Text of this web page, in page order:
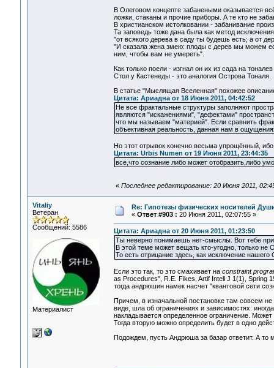
В Олеговом концепте забанеными оказывается
ложки, стаканы и прочие приборы. А те кто не
В христианском истолковании - забанивание
Та заповедь тоже дана была как метод
"от всякого дерева в саду ты будешь есть; а от
"И сказала жена змею: плоды с дерев мы можем
ним, чтобы вам не умереть".
Как только поели - изгнал он их из сада на
Стол у Кастенеды - это аналогия Острова Тоналя.
В статье "Мыслящая Вселенная" похожее
Цитата: Ариадна от 18 Июня 2011, 04:42:52
Не все фрактальные структуры заполняют
являются "искажениями", "дефектами"
что мы называем "материей". Если сравнить
объективная реальность, данная нам в
Но этот отрывок конечно весьма упрощённый,
Цитата: Urbis Numen от 19 Июня 2011, 23:44:35
все,что сознание либо может отобразить,либо
« Последнее редактирование: 20 Июня 2011,
Vitaliy
Ветеран
Сообщений: 5586
Материалист
Re: Гипотезы физических носителей
« Ответ #903 : 20 Июня 2011, 02:07:55 »
Цитата: Ариадна от 20 Июня 2011, 01:23:50
Ты неверно понимаешь нет-смыслы. Вот тебе
В этой теме может вещать кто-угодно, только
То есть отрицание здесь, как исключение
Если это так, то это смахивает на constraint
as Procedures", R.E. Fikes, Artif Intell J 1(1), Spring
тогда андрюшин намек насчет "квантовой сети
Причем, в изначальной постановке там совсем
виде, шла об ограничениях и зависимостях:
накладывается определенное ограничение.
Тогда вторую можно определить будет в одно
Подождем, пусть Андрюша за базар ответит. А то